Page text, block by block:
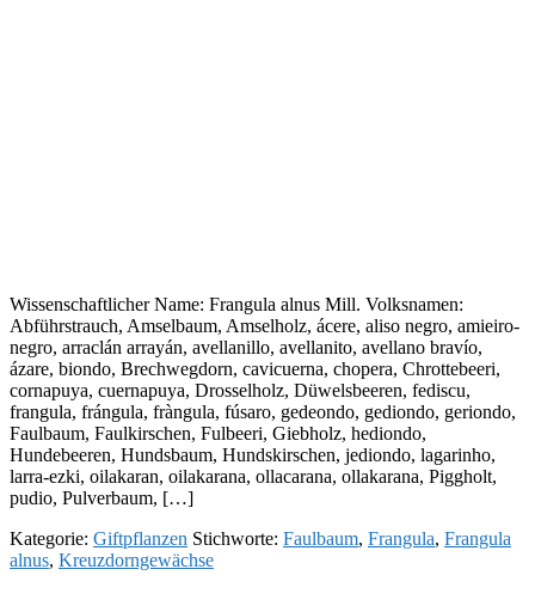
Wissenschaftlicher Name: Frangula alnus Mill. Volksnamen:
Abführstrauch, Amselbaum, Amselholz, ácere, aliso negro, amieiro-
negro, arraclán arrayán, avellanillo, avellanito, avellano bravío,
ázare, biondo, Brechwegdorn, cavicuerna, chopera, Chrottebeeri,
cornapuya, cuernapuya, Drosselholz, Düwelsbeeren, fediscu,
frangula, frángula, fràngula, fúsaro, gedeondo, gediondo, geriondo,
Faulbaum, Faulkirschen, Fulbeeri, Giebholz, hediondo,
Hundebeeren, Hundsbaum, Hundskirschen, jediondo, lagarinho,
larra-ezki, oilakaran, oilakarana, ollacarana, ollakarana, Piggholt,
pudio, Pulverbaum, […]
Kategorie: Giftpflanzen Stichworte: Faulbaum, Frangula, Frangula
alnus, Kreuzdorngewächse